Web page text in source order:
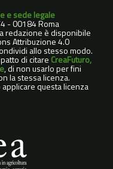
e sede legale
- 00184 Roma
redazione è disponibile
Attribuzione 4.0
allo stesso modo.
di citare CreaFuturo,
, di non usarlo per fini
la stessa licenza.
questa licenza